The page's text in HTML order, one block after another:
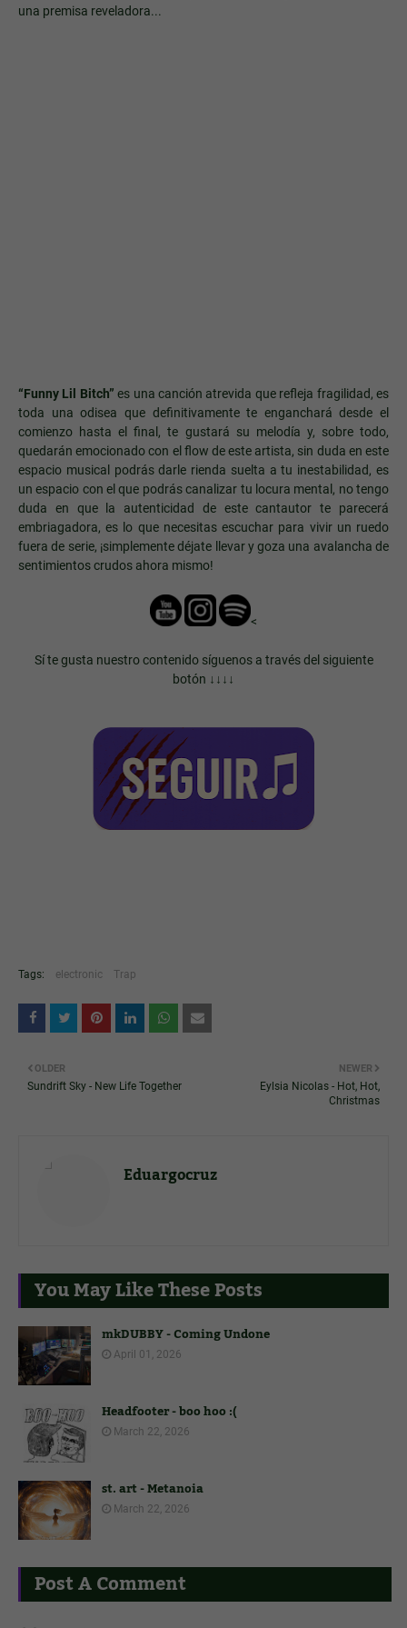
una premisa reveladora...
“Funny Lil Bitch” es una canción atrevida que refleja fragilidad, es
toda una odisea que definitivamente te enganchará desde el
comienzo hasta el final, te gustará su melodía y, sobre todo,
quedarán emocionado con el flow de este artista, sin duda en este
espacio musical podrás darle rienda suelta a tu inestabilidad, es
un espacio con el que podrás canalizar tu locura mental, no tengo
duda en que la autenticidad de este cantautor te parecerá
embriagadora, es lo que necesitas escuchar para vivir un ruedo
fuera de serie, ¡simplemente déjate llevar y goza una avalancha de
sentimientos crudos ahora mismo!
<
Sí te gusta nuestro contenido síguenos a través del siguiente
botón ↓↓↓↓
Tags: electronic Trap
NEWER
Eylsia Nicolas - Hot, Hot,
Christmas
OLDER
Sundrift Sky - New Life Together
Eduargocruz
You May Like These Posts
mkDUBBY - Coming Undone
April 01, 2026
Headfooter - boo hoo :(
March 22, 2026
st. art - Metanoia
March 22, 2026
Post A Comment